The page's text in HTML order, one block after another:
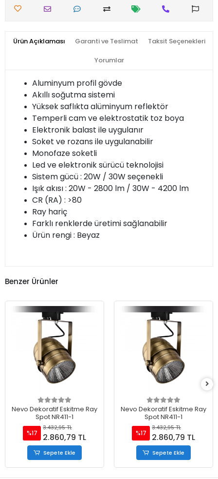
Ürün Açıklaması Garanti ve Teslimat Taksit Seçenekleri
Yorumlar
Aluminyum profil gövde
Akıllı soğutma sistemi
Yüksek saflıkta alüminyum reflektör
Temperli cam ve elektrostatik toz boya
Elektronik balast ile uygulanır
Soket ve rozans ile uygulanabilir
Monofaze soketli
Led ve elektronik sürücü teknolojisi
Sistem gücü : 20W / 30W seçenekli
Işık akısı : 20W - 2800 lm / 30W - 4200 lm
CR (RA) : >80
Ray hariç
Farklı renklerde üretimi sağlanabilir
Ürün rengi : Beyaz
Benzer Ürünler
Nevo Dekoratif Eskitme Ray
Spot NR411-1
%17
3.432,95 TL
2.860,79 TL
Sepete Ekle
Nevo Dekoratif Eskitme Ray
Spot NR411-1
%17
3.432,95 TL
2.860,79 TL
Sepete Ekle